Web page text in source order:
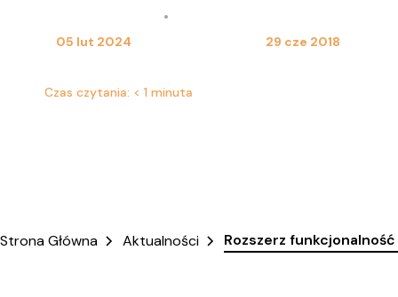
05 lut 2024
•
29 cze 2018
Czas czytania: < 1 minuta
Strona Główna Aktualności Rozszerz